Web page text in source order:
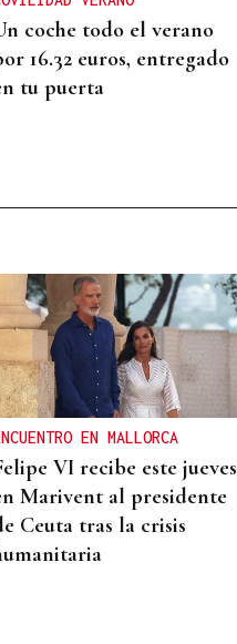
coche todo el verano
16.32 euros, entregado
tu puerta
EN MALLORCA
VI recibe este jueves
Marivent al presidente
Ceuta tras la crisis